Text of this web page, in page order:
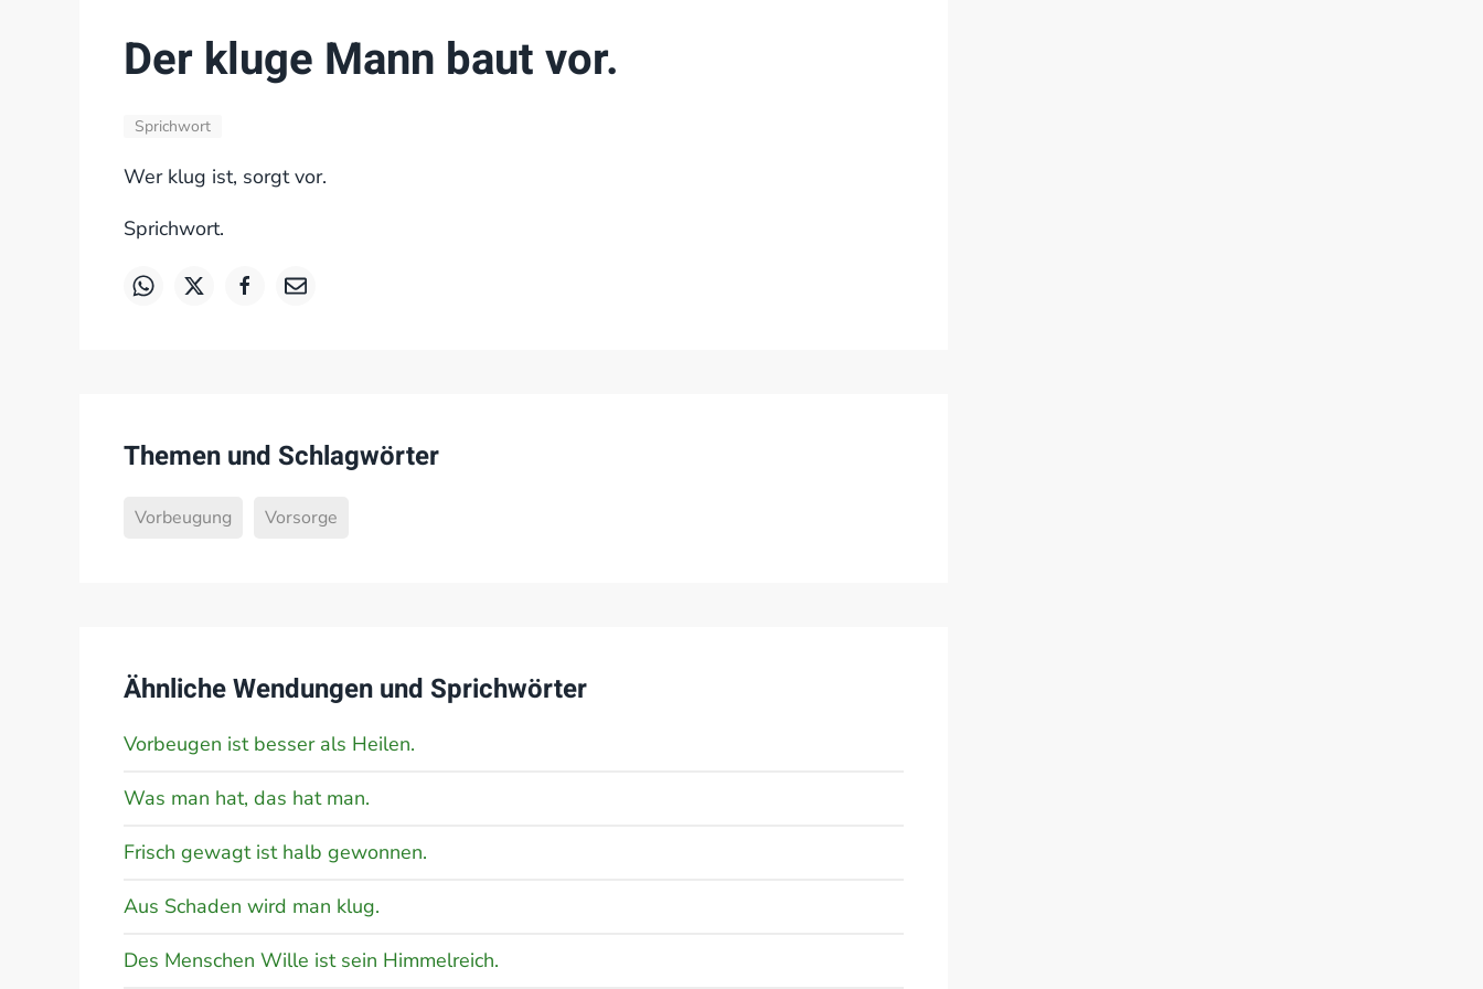
Der kluge Mann baut vor.
Sprichwort
Wer klug ist, sorgt vor.
Sprichwort.
Themen und Schlagwörter
Vorbeugung Vorsorge
Ähnliche Wendungen und Sprichwörter
Vorbeugen ist besser als Heilen.
Was man hat, das hat man.
Frisch gewagt ist halb gewonnen.
Aus Schaden wird man klug.
Des Menschen Wille ist sein Himmelreich.